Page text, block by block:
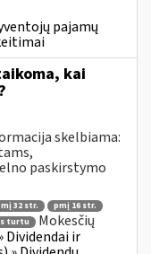
pajamų
kai
skelbiama:
paskirstymo
32 str.
pmį 16 str.
turtu
Mokesčių
Dividendai ir